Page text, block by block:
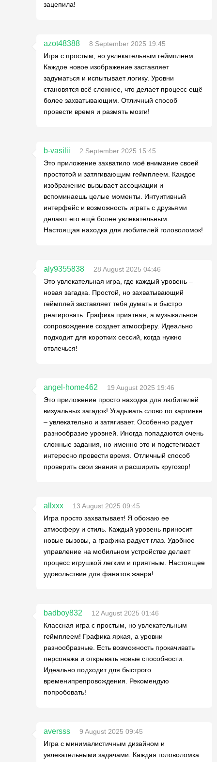
зацепила!
azot48388
8 September 2025 19:45
Игра с простым, но увлекательным геймплеем.
Каждое новое изображение заставляет
задуматься и испытывает логику. Уровни
становятся всё сложнее, что делает процесс ещё
более захватывающим. Отличный способ
провести время и размять мозги!
b-vasilii
2 September 2025 15:45
Это приложение захватило моё внимание своей
простотой и затягивающим геймплеем. Каждое
изображение вызывает ассоциации и
вспоминаешь целые моменты. Интуитивный
интерфейс и возможность играть с друзьями
делают его ещё более увлекательным.
Настоящая находка для любителей головоломок!
aly9355838
28 August 2025 04:46
Это увлекательная игра, где каждый уровень –
новая загадка. Простой, но захватывающий
геймплей заставляет тебя думать и быстро
реагировать. Графика приятная, а музыкальное
сопровождение создает атмосферу. Идеально
подходит для коротких сессий, когда нужно
отвлечься!
angel-home462
19 August 2025 19:46
Это приложение просто находка для любителей
визуальных загадок! Угадывать слово по картинке
– увлекательно и затягивает. Особенно радует
разнообразие уровней. Иногда попадаются очень
сложные задания, но именно это и подстегивает
интересно провести время. Отличный способ
проверить свои знания и расширить кругозор!
allxxx
13 August 2025 09:45
Игра просто захватывает! Я обожаю ее
атмосферу и стиль. Каждый уровень приносит
новые вызовы, а графика радует глаз. Удобное
управление на мобильном устройстве делает
процесс игрушкой легким и приятным. Настоящее
удовольствие для фанатов жанра!
badboy832
12 August 2025 01:46
Классная игра с простым, но увлекательным
геймплеем! Графика яркая, а уровни
разнообразные. Есть возможность прокачивать
персонажа и открывать новые способности.
Идеально подходит для быстрого
временипрепровождения. Рекомендую
попробовать!
aversss
9 August 2025 09:45
Игра с минималистичным дизайном и
увлекательными задачами. Каждая головоломка